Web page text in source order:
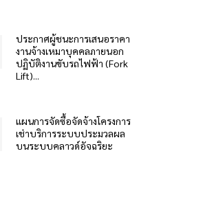
ประกาศผู้ชนะการเสนอราคา
งานจ้างเหมาบุคคลภายนอก
ปฏิบัติงานขับรถไฟฟ้า (Fork
Lift)...
แผนการจัดซื้อจัดจ้างโครงการ
เช่าบริการระบบประมวลผล
บนระบบคลาวด์อัจฉริยะ